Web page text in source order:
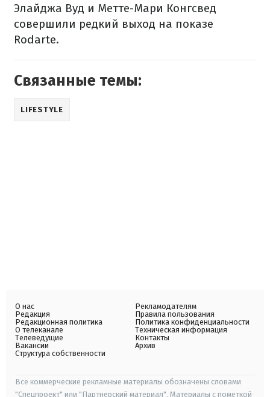
Элайджа Вуд и Метте-Мари Конгсвед
совершили редкий выход на показе
Rodarte.
Связанные темы:
LIFESTYLE
О нас
Редакция
Редакционная политика
О телеканале
Телеведущие
Вакансии
Структура собственности
Рекламодателям
Правила пользования
Политика конфиденциальности
Техническая информация
Контакты
Архив
Все коммерческие рекламные материалы обозначены словами
"Спецпроект" или "Партнерский материал". Материалы с пометкой